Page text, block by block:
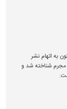
به اتهام نشر
مجرم شناخته شد و